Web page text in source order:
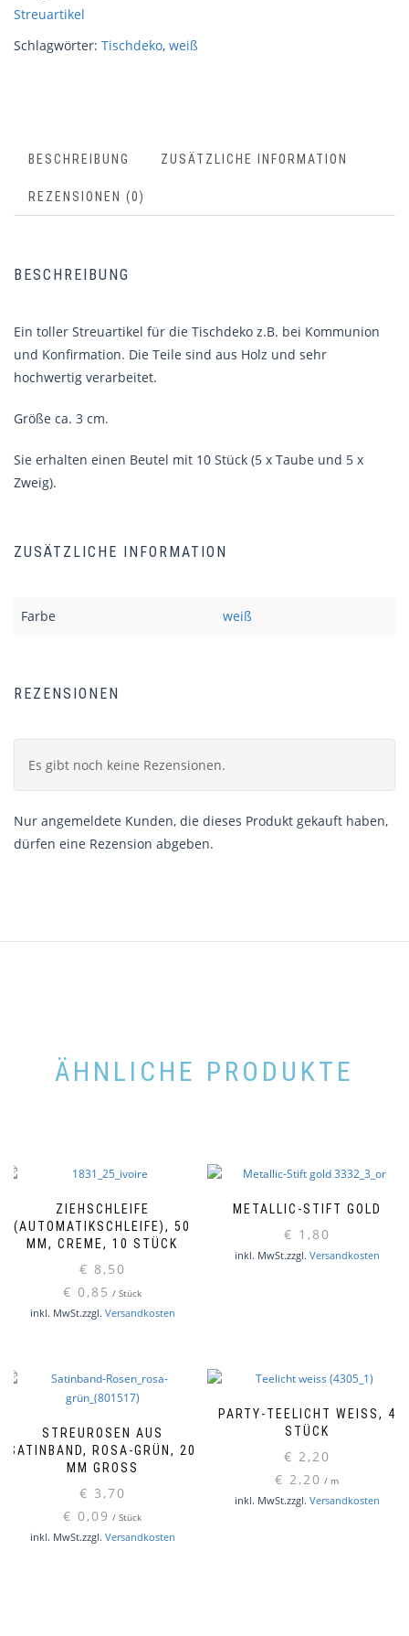
Streuartikel
Schlagwörter: Tischdeko, weiß
BESCHREIBUNG ZUSÄTZLICHE INFORMATION
REZENSIONEN (0)
BESCHREIBUNG
Ein toller Streuartikel für die Tischdeko z.B. bei Kommunion
und Konfirmation. Die Teile sind aus Holz und sehr
hochwertig verarbeitet.
Größe ca. 3 cm.
Sie erhalten einen Beutel mit 10 Stück (5 x Taube und 5 x
Zweig).
ZUSÄTZLICHE INFORMATION
Farbe weiß
REZENSIONEN
Es gibt noch keine Rezensionen.
Nur angemeldete Kunden, die dieses Produkt gekauft haben,
dürfen eine Rezension abgeben.
ÄHNLICHE PRODUKTE
ZIEHSCHLEIFE
(AUTOMATIKSCHLEIFE), 50
MM, CREME, 10 STÜCK
€ 8,50
€ 0,85 / Stück
inkl. MwSt.zzgl. Versandkosten
METALLIC-STIFT GOLD
€ 1,80
inkl. MwSt.zzgl. Versandkosten
STREUROSEN AUS
SATINBAND, ROSA-GRÜN, 20
MM GROSS
€ 3,70
€ 0,09 / Stück
inkl. MwSt.zzgl. Versandkosten
PARTY-TEELICHT WEISS, 4 S
TÜCK
€ 2,20
€ 2,20 / m
inkl. MwSt.zzgl. Versandkosten